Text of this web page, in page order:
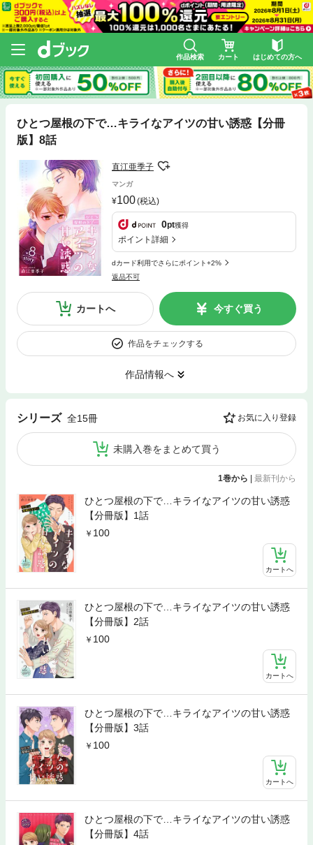
作品検索 カート はじめての方へ
ひとつ屋根の下で…キライなアイツの甘い誘惑【分冊
版】8話
直江亜季子
マンガ
100(税込)
0pt獲得
ポイント詳細
dカード利用でさらにポイント+2%
返品不可
カートへ 今すぐ買う
作品をチェックする
作品情報へ
シリーズ 全15冊 お気に入り登録
未購入巻をまとめて買う
1巻から 最新刊から
ひとつ屋根の下で…キライなアイツの甘い誘惑
【分冊版】1話
100
カートへ
ひとつ屋根の下で…キライなアイツの甘い誘惑
【分冊版】2話
100
カートへ
ひとつ屋根の下で…キライなアイツの甘い誘惑
【分冊版】3話
100
カートへ
ひとつ屋根の下で…キライなアイツの甘い誘惑
【分冊版】4話